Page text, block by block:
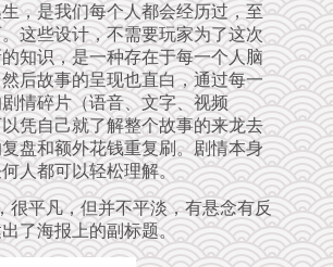
，是我们每个人都会经历过，至
这些设计，不需要玩家为了这次
知识，是一种存在于每一个人脑
后故事的呈现也直白，通过每一
情碎片（语音、文字、视频
凭自己就了解整个故事的来龙去
盘和额外花钱重复刷。剧情本身
人都可以轻松理解。
平凡，但并不平淡，有悬念有反
了海报上的副标题。